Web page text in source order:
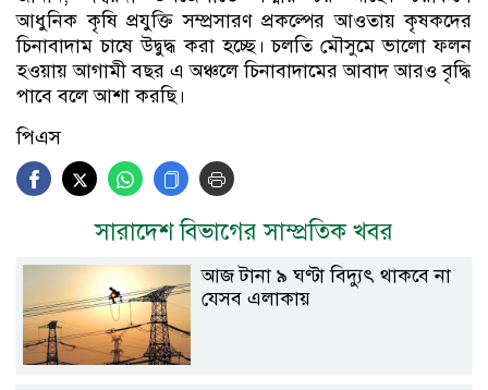
আধুনিক কৃষি প্রযুক্তি সম্প্রসারণ প্রকল্পের আওতায় কৃষকদের
চিনাবাদাম চাষে উদ্বুদ্ধ করা হচ্ছে। চলতি মৌসুমে ভালো ফলন
হওয়ায় আগামী বছর এ অঞ্চলে চিনাবাদামের আবাদ আরও বৃদ্ধি
পাবে বলে আশা করছি।
পিএস
সারাদেশ বিভাগের সাম্প্রতিক খবর
আজ টানা ৯ ঘণ্টা বিদ্যুৎ থাকবে না
যেসব এলাকায়